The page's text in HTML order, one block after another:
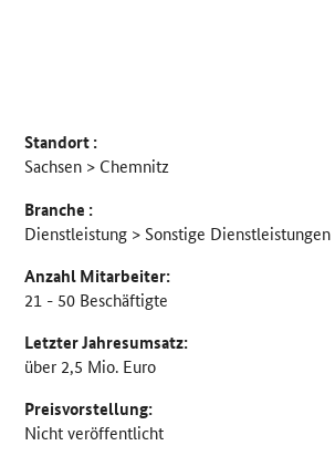
Standort :
Sachsen > Chemnitz
Branche :
Dienstleistung > Sonstige Dienstleistungen
Anzahl Mitarbeiter:
21 - 50 Beschäftigte
Letzter Jahresumsatz:
über 2,5 Mio. Euro
Preisvorstellung:
Nicht veröffentlicht